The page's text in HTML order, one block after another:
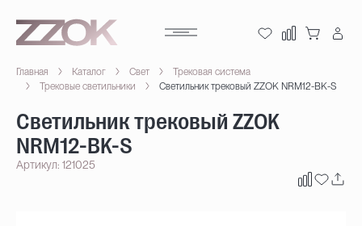
Главная Каталог Свет
Трековая система
Трековые светильники
Светильник трековый ZZOK NRM12-BK-S
Светильник трековый ZZOK
NRM12-BK-S
Артикул: 121025